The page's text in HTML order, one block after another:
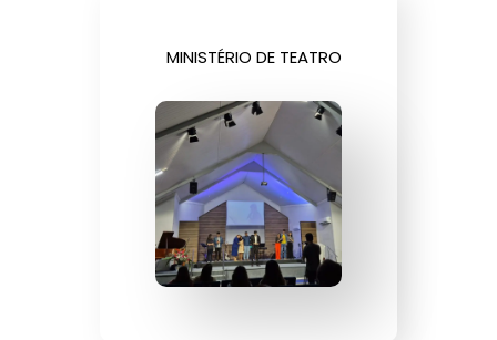
MINISTÉRIO DE TEATRO